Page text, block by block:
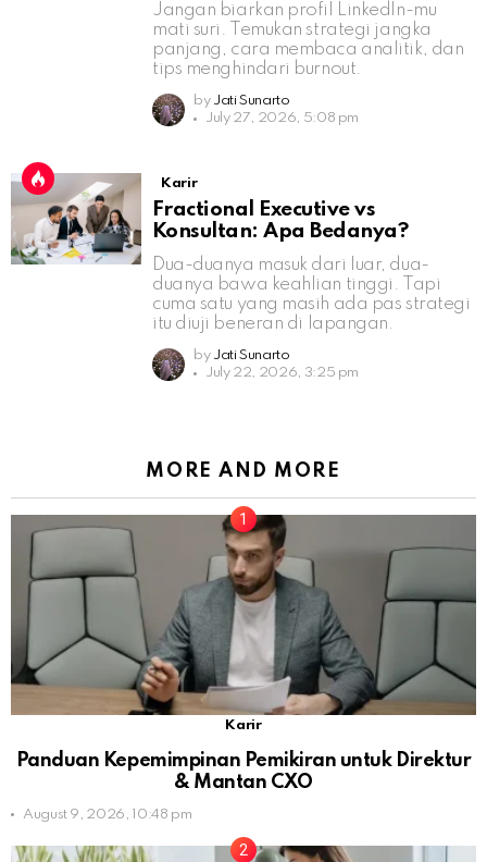
Jangan biarkan profil LinkedIn-mu
mati suri. Temukan strategi jangka
panjang, cara membaca analitik, dan
tips menghindari burnout.
by Jati Sunarto
July 27, 2026, 5:08 pm
Karir
Fractional Executive vs
Konsultan: Apa Bedanya?
Dua-duanya masuk dari luar, dua-
duanya bawa keahlian tinggi. Tapi
cuma satu yang masih ada pas strategi
itu diuji beneran di lapangan.
by Jati Sunarto
July 22, 2026, 3:25 pm
MORE AND MORE
Karir
Panduan Kepemimpinan Pemikiran untuk Direktur
& Mantan CXO
August 9, 2026, 10:48 pm